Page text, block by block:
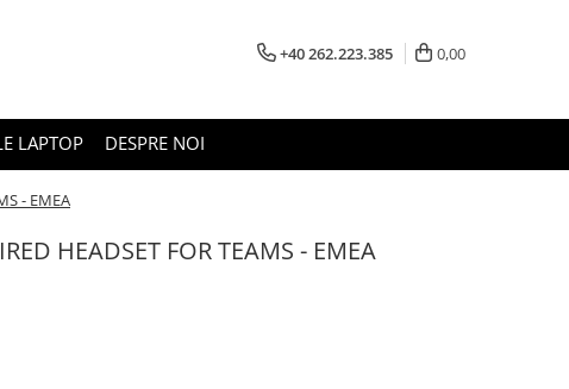
+40 262.223.385 0,00
LAPTOP DESPRE NOI
- EMEA
HEADSET FOR TEAMS - EMEA